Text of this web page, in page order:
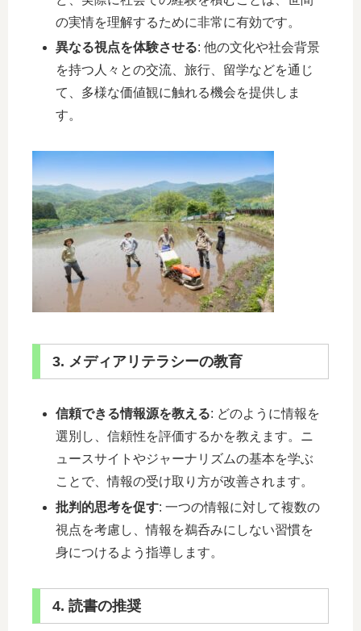
の実情を理解するために非常に有効です。
異なる視点を体験させる: 他の文化や社会背景
を持つ人々との交流、旅行、留学などを通じ
て、多様な価値観に触れる機会を提供しま
す。
3. メディアリテラシーの教育
信頼できる情報源を教える: どのように情報を
選別し、信頼性を評価するかを教えます。ニ
ュースサイトやジャーナリズムの基本を学ぶ
ことで、情報の受け取り方が改善されます。
批判的思考を促す: 一つの情報に対して複数の
視点を考慮し、情報を鵜呑みにしない習慣を
身につけるよう指導します。
4. 読書の推奨